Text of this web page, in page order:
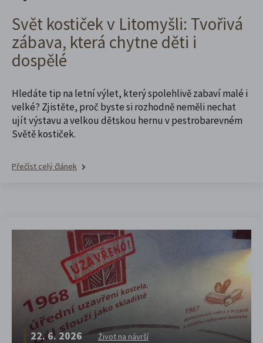
Svět kostiček v Litomyšli: Tvořivá
zábava, která chytne děti i
dospělé
Hledáte tip na letní výlet, který spolehlivě zabaví malé i
velké? Zjistěte, proč byste si rozhodně neměli nechat
ujít výstavu a velkou dětskou hernu v pestrobarevném
Světě kostiček.
Přečíst celý článek
22. 6. 2026 Život na návrší